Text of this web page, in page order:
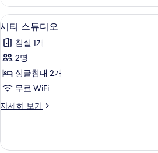
두
보
기
파
트
자
세
히
보
시
티
스
튜
디
사
모
시티
5
시티 스튜디오
침실 1개
2명
싱글침대 2개
무료 WiFi
자세히 보기
시
디